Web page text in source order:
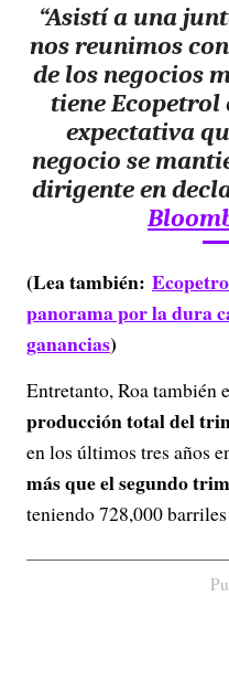
“Asistí a una
nos reunimos
de los negocios
tiene
expectativa
negocio se
dirigente en
(Lea también:
panorama por la dura
ganancias)
Entretanto, Roa también
producción total del
en los últimos tres años
más que el segundo
teniendo 728,000